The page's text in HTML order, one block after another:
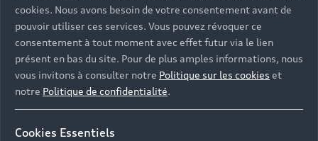
cookies. Nous avons besoin de votre consentement avant de
pouvoir utiliser ces services. Vous pouvez révoquer ce
consentement à tout moment avec effet futur via le lien
présent en bas du site. Pour de plus amples informations, nous
vous invitons à consulter notre Politique sur les cookies et
notre Politique de confidentialité.
Cookies Essentiels